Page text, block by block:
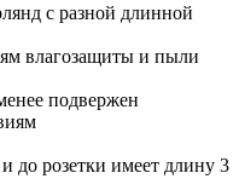
с разной длинной
влагозащиты и пыли
подвержен
до розетки имеет длину 3